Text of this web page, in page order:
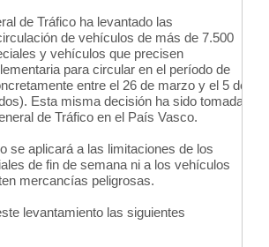
de Tráfico ha levantado las
de vehículos de más de 7.500
y vehículos que precisen
para circular en el período de
entre el 26 de marzo y el 5 de
Esta misma decisión ha sido tomada
de Tráfico en el País Vasco.
se aplicará a las limitaciones de los
de fin de semana ni a los vehículos
mercancías peligrosas.
levantamiento las siguientes